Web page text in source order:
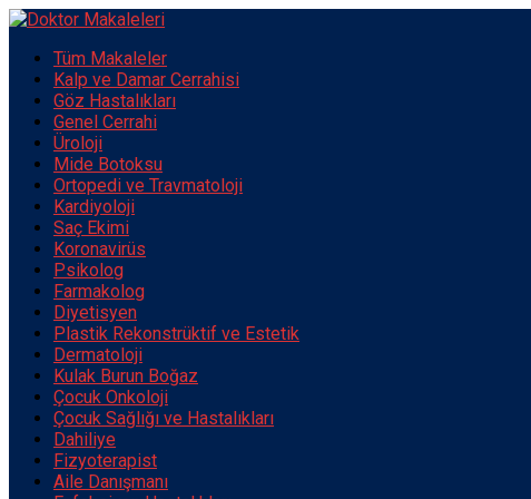
Tüm Makaleler
Kalp ve Damar Cerrahisi
Göz Hastalıkları
Genel Cerrahi
Üroloji
Mide Botoksu
Ortopedi ve Travmatoloji
Kardiyoloji
Saç Ekimi
Koronavirüs
Psikolog
Farmakolog
Diyetisyen
Plastik Rekonstrüktif ve Estetik
Dermatoloji
Kulak Burun Boğaz
Çocuk Onkoloji
Çocuk Sağlığı ve Hastalıkları
Dahiliye
Fizyoterapist
Aile Danışmanı